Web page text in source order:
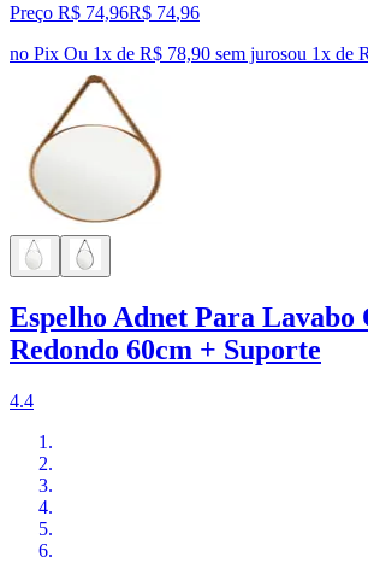
Preço R$ 74,96R$ 74,96
no Pix Ou 1x de R$ 78,90 sem jurosou 1x de
Espelho Adnet Para Lavabo
Redondo 60cm + Suporte
4.4